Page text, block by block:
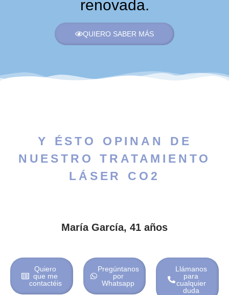
renovada.
QUIERO SABER MÁS
Y ÉSTO OPINAN DE
NUESTRO TRATAMIENTO
LÁSER CO2
María García, 41 años
Quiero
que me
contactéis
Pregúntanos
por
Whatsapp
Llámanos
para
cualquier
duda